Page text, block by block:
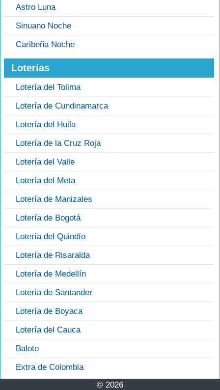
Astro Luna
Sinuano Noche
Caribeña Noche
Loterías
Lotería del Tolima
Lotería de Cundinamarca
Lotería del Huila
Lotería de la Cruz Roja
Lotería del Valle
Lotería del Meta
Lotería de Manizales
Lotería de Bogotá
Lotería del Quindío
Lotería de Risaralda
Lotería de Medellín
Lotería de Santander
Lotería de Boyaca
Lotería del Cauca
Baloto
Extra de Colombia
© 2026